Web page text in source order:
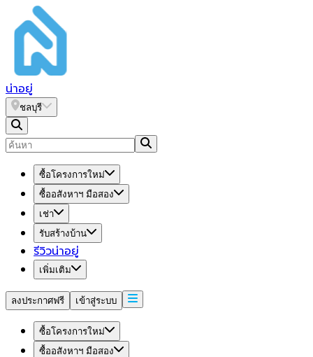
น่าอยู่
ชลบุรี
ซื้อโครงการใหม่
ซื้ออสังหาฯ มือสอง
เช่า
รับสร้างบ้าน
รีวิวน่าอยู่
เพิ่มเติม
ลงประกาศฟรี เข้าสู่ระบบ
ซื้อโครงการใหม่
ซื้ออสังหาฯ มือสอง